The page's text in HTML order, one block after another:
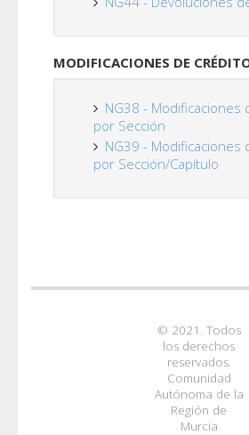
MODIFICACIONES DE
NG38 - Modificaciones
por Sección
NG39 - Modificaciones
por Sección/Capítulo
© 2021. Todos
los derechos
reservados.
Comunidad
Autónoma de la
Región de
Murcia